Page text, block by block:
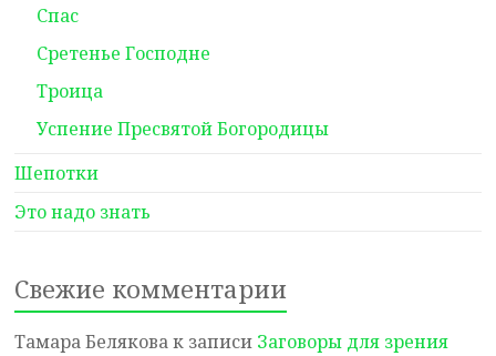
Спас
Сретенье Господне
Троица
Успение Пресвятой Богородицы
Шепотки
Это надо знать
Свежие комментарии
Тамара Беляковак записи Заговоры для зрения